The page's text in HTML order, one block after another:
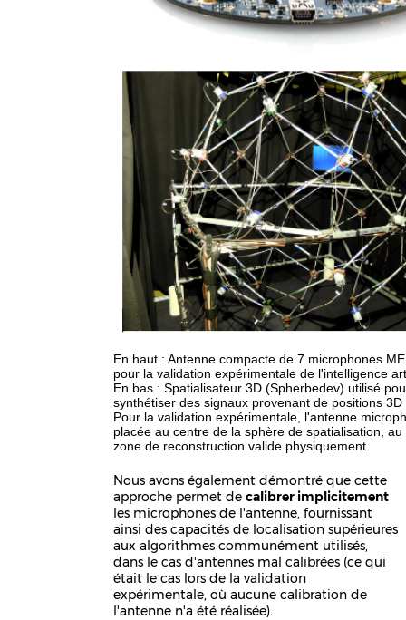
En haut : Antenne compacte de 7 microphones
pour la validation expérimentale de l'intelligence
En bas : Spatialisateur 3D (Spherbedev) utilisé
synthétiser des signaux provenant de positions 3D
Pour la validation expérimentale, l'antenne
placée au centre de la sphère de spatialisation,
zone de reconstruction valide physiquement.
Nous avons également démontré que cette
approche permet decalibrer implicitement
les microphones de l'antenne, fournissant
ainsi des capacités de localisation supérieures
aux algorithmes communément utilisés,
dans le cas d'antennes mal calibrées (ce qui
était le cas lors de la validation
expérimentale, où aucune calibration de
l'antenne n'a été réalisée).